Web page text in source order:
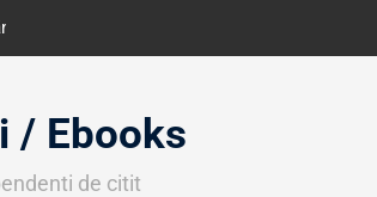
octombrie
/ Ebooks
de citit